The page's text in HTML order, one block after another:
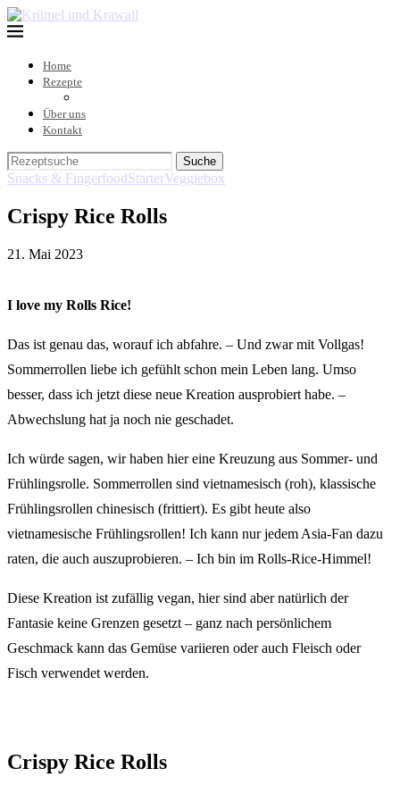
Home
Rezepte
Über uns
Kontakt
Suche
Snacks & FingerfoodStarterVeggiebox
Crispy Rice Rolls
21. Mai 2023
I love my Rolls Rice!
Das ist genau das, worauf ich abfahre. – Und zwar mit Vollgas!
Sommerrollen liebe ich gefühlt schon mein Leben lang. Umso
besser, dass ich jetzt diese neue Kreation ausprobiert habe. –
Abwechslung hat ja noch nie geschadet.
Ich würde sagen, wir haben hier eine Kreuzung aus Sommer- und
Frühlingsrolle. Sommerrollen sind vietnamesisch (roh), klassische
Frühlingsrollen chinesisch (frittiert). Es gibt heute also
vietnamesische Frühlingsrollen! Ich kann nur jedem Asia-Fan dazu
raten, die auch auszuprobieren. – Ich bin im Rolls-Rice-Himmel!
Diese Kreation ist zufällig vegan, hier sind aber natürlich der
Fantasie keine Grenzen gesetzt – ganz nach persönlichem
Geschmack kann das Gemüse variieren oder auch Fleisch oder
Fisch verwendet werden.
Crispy Rice Rolls